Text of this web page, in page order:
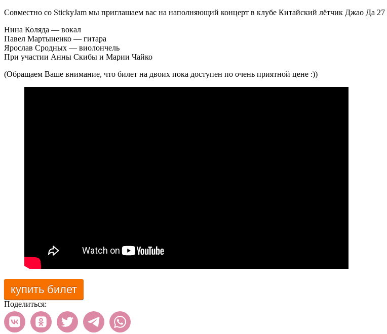
Совместно со StickyJam мы приглашаем вас на наполняющий концерт в клубе Китайский лётчик Джао Да 27
Нина Коляда — вокал
Павел Мартыненко — гитара
Ярослав Сродных — виолончель
При участии Анны Скибы и Марии Чайко
(Обращаем Ваше внимание, что билет на двоих пока доступен по очень приятной цене :))
купить билет
Поделиться: